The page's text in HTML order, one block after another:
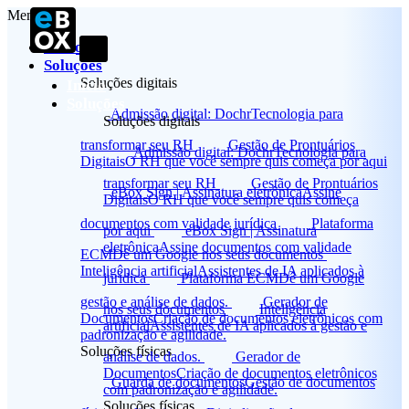
Início
Soluções digitais
Admissão digital: DochrTecnologia para
transformar seu RH
Gestão de Prontuários
DigitaisO RH que você sempre quis começa
por aqui
eBox Sign | Assinatura
eletrônicaAssine documentos com validade
jurídica
Plataforma ECMDê um Google
nos seus documentos
Inteligência
artificialAssistentes de IA aplicados à gestão e
análise de dados.
Gerador de
DocumentosCriação de documentos eletrônicos
com padronização e agilidade.
Soluções físicas
Menu
Início
Soluções
Soluções digitais
Admissão digital: DochrTecnologia para
transformar seu RH
Gestão de Prontuários
DigitaisO RH que você sempre quis começa por aqui
eBox Sign | Assinatura eletrônicaAssine
documentos com validade jurídica
Plataforma
ECMDê um Google nos seus documentos
Inteligência artificialAssistentes de IA aplicados à
gestão e análise de dados.
Gerador de
DocumentosCriação de documentos eletrônicos com
padronização e agilidade.
Soluções físicas
Guarda de documentosGestão de documentos